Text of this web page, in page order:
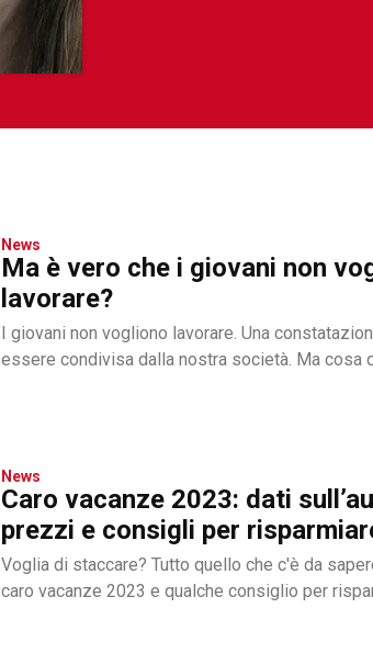
News
Ma è vero che i giovani non
lavorare?
I giovani non vogliono lavorare. Una
essere condivisa dalla nostra società. Ma cosa
News
Caro vacanze 2023: dati
prezzi e consigli per
Voglia di staccare? Tutto quello che c'è da
caro vacanze 2023 e qualche consiglio per